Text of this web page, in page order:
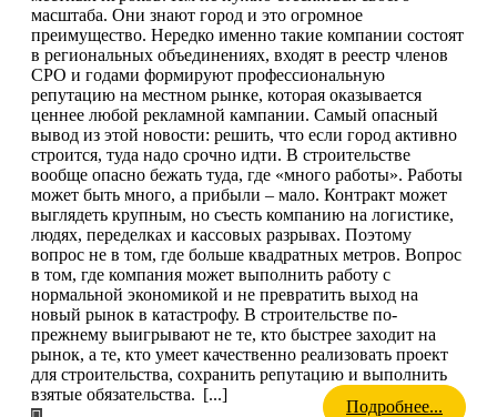
масштаба. Они знают город и это огромное
преимущество. Нередко именно такие компании состоят
в региональных объединениях, входят в реестр членов
СРО и годами формируют профессиональную
репутацию на местном рынке, которая оказывается
ценнее любой рекламной кампании. Самый опасный
вывод из этой новости: решить, что если город активно
строится, туда надо срочно идти. В строительстве
вообще опасно бежать туда, где «много работы». Работы
может быть много, а прибыли – мало. Контракт может
выглядеть крупным, но съесть компанию на логистике,
людях, переделках и кассовых разрывах. Поэтому
вопрос не в том, где больше квадратных метров. Вопрос
в том, где компания может выполнить работу с
нормальной экономикой и не превратить выход на
новый рынок в катастрофу. В строительстве по-
прежнему выигрывают не те, кто быстрее заходит на
рынок, а те, кто умеет качественно реализовать проект
для строительства, сохранить репутацию и выполнить
взятые обязательства. [...]
Подробнее...